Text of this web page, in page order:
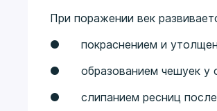
При поражении век
● покраснением и
● образованием чешуек у
● слипанием ресниц после